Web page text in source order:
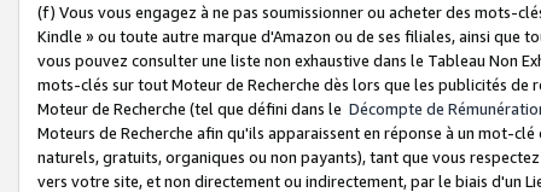
(f) Vous vous engagez à ne pas soumissionner ou acheter des mots-
Kindle » ou toute autre marque d'Amazon ou de ses filiales, ainsi que
vous pouvez consulter une liste non exhaustive dans le Tableau Non
mots-clés sur tout Moteur de Recherche dès lors que les publicités de
Moteur de Recherche (tel que défini dans le Décompte de
Moteurs de Recherche afin qu'ils apparaissent en réponse à un mot-
naturels, gratuits, organiques ou non payants), tant que vous
vers votre site, et non directement ou indirectement, par le biais d'un